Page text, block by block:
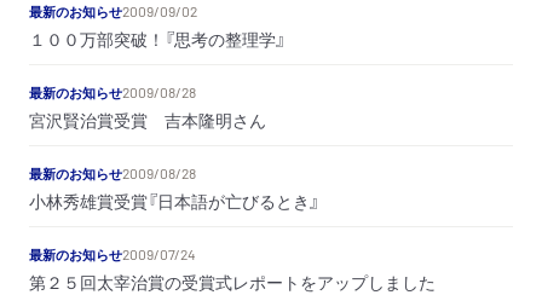
最新のお知らせ2009/09/02
１００万部突破！『思考の整理学』
最新のお知らせ2009/08/28
宮沢賢治賞受賞 吉本隆明さん
最新のお知らせ2009/08/28
小林秀雄賞受賞『日本語が亡びるとき』
最新のお知らせ2009/07/24
第２５回太宰治賞の受賞式レポートをアップしました